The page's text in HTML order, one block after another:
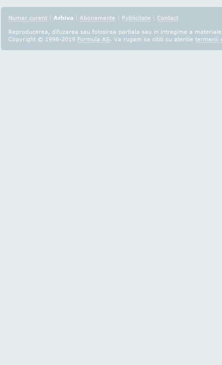
Numar curent | Arhiva | Abonamente | Publicitate | Contact
Reproducerea, difuzarea sau folosirea partiala sau in intregime a
Copyright © 1998-2019 Formula AS. Va rugam sa cititi cu atentie termenii